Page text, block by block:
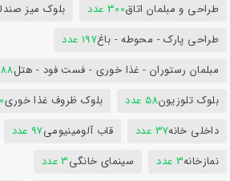
طراحی و مبلمان اتاق300 عدد بلوک میز
طراحی پارک - محوطه - باغ197 عدد
مبلمان رستوران - غذا خوری - فست فود - هتل288
بلوک تلوزیون58 عدد بلوک ظروف غذا خوری
داخلی خانه37 عدد قاب آلومینیومی97 عدد
نمازخانه3 عدد سینمای خانگی3 عدد